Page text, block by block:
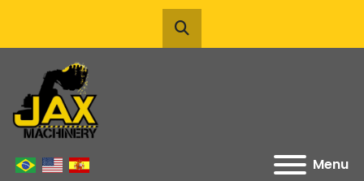
Pesquisar
Menu